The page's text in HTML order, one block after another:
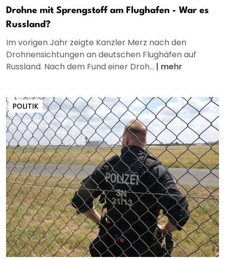
Drohne mit Sprengstoff am Flughafen - War es
Russland?
Im vorigen Jahr zeigte Kanzler Merz nach den
Drohnensichtungen an deutschen Flughäfen auf
Russland. Nach dem Fund einer Droh... | mehr
POLITIK